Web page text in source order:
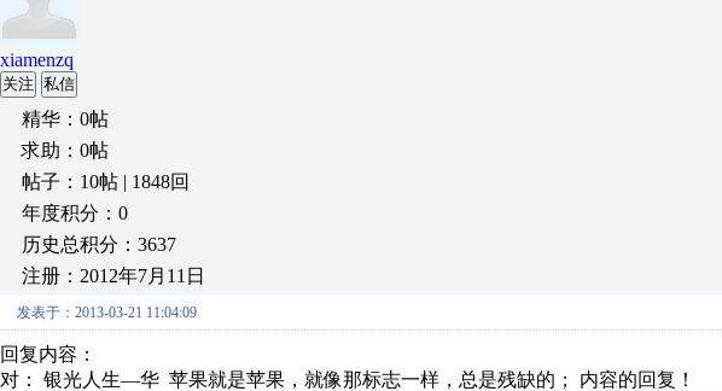
xiamenzq
关注 私信
精华：0帖
求助：0帖
帖子：10帖 | 1848回
年度积分：0
历史总积分：3637
注册：2012年7月11日
发表于：2013-03-21 11:04:09
回复内容：
对： 银光人生—华 苹果就是苹果，就像那标志一样，总是残缺的； 内容的回复！